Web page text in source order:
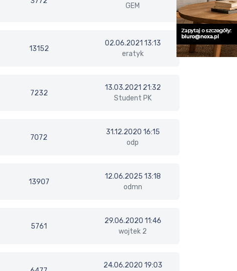
GEM
13152
02.06.2021 13:13
eratyk
7232
13.03.2021 21:32
Student PK
7072
31.12.2020 16:15
odp
13907
12.06.2025 13:18
odmn
5761
29.06.2020 11:46
wojtek 2
24.06.2020 19:03